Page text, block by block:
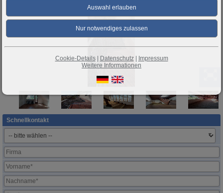
Schnellkontakt
Cookie-Details| Datenschutz| Impressum
Weitere Informationen